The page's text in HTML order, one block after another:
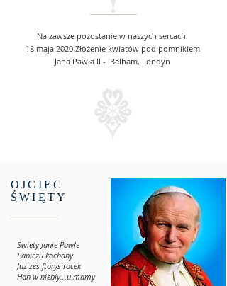
Na zawsze pozostanie w naszych sercach.
18 maja 2020 Złożenie kwiatów pod pomnikiem
Jana Pawła II - Balham, Londyn
Święty Janie Pawle
Papieżu kochany
Juz zes ftorys rocek
Han w niebiy...u mamy
OJCIEC
ŚWIĘTY